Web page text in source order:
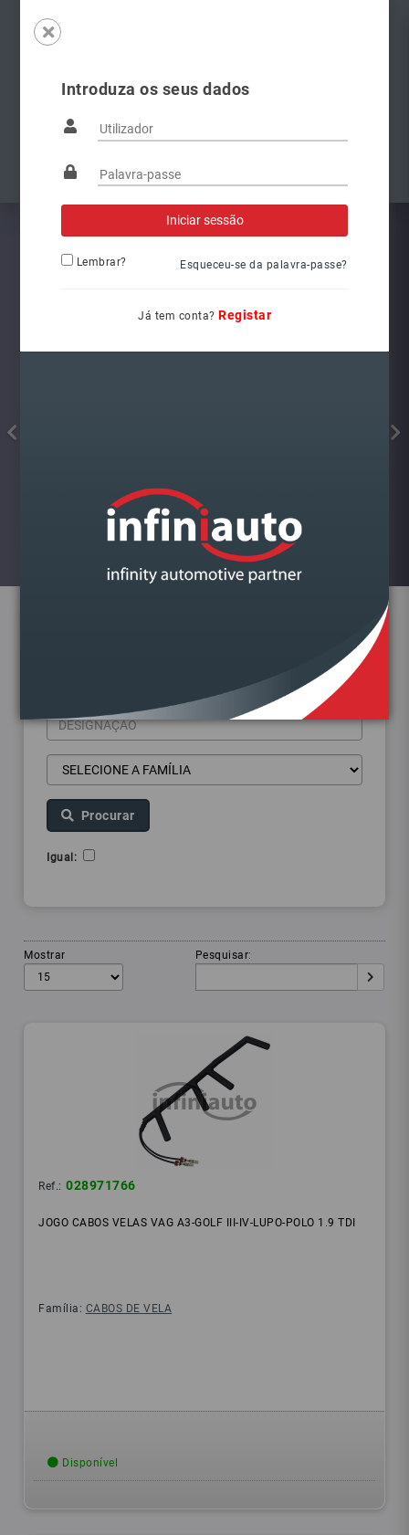
Introduza os seus dados
Lembrar? Esqueceu-se da palavra-passe?
Já tem conta? Registar
Famílias
Visualizar
Procurar
Igual:
Mostrar Pesquisar:
Ref.: 028971766
JOGO CABOS VELAS VAG A3-GOLF III-IV-LUPO-POLO 1.9 TDI
Família: CABOS DE VELA
Disponível